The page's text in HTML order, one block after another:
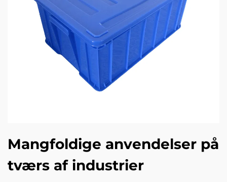
Mangfoldige anvendelser på
tværs af industrier